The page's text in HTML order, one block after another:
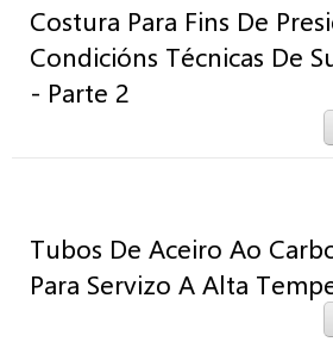
Costura Para Fins De
Condicións Técnicas De
- Parte 2
Tubos De Aceiro Ao
Para Servizo A Alta